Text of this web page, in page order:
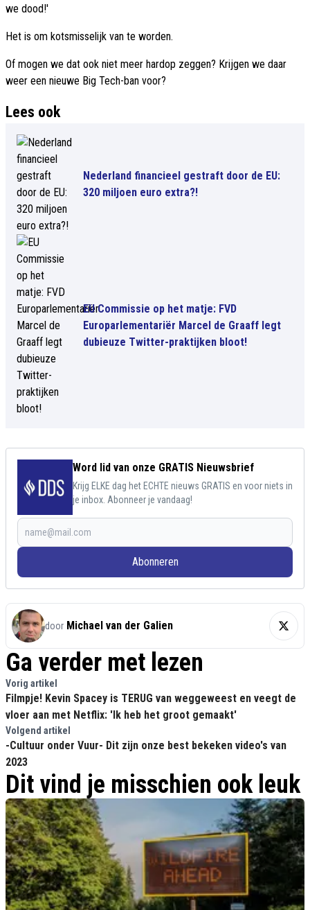
we dood!'
Het is om kotsmisselijk van te worden.
Of mogen we dat ook niet meer hardop zeggen? Krijgen we daar
weer een nieuwe Big Tech-ban voor?
Lees ook
Nederland financieel gestraft door de EU:
320 miljoen euro extra?!
EU Commissie op het matje: FVD
Europarlementariër Marcel de Graaff legt
dubieuze Twitter-praktijken bloot!
Word lid van onze GRATIS Nieuwsbrief
Krijg ELKE dag het ECHTE nieuws GRATIS en voor niets in
je inbox. Abonneer je vandaag!
Abonneren
door Michael van der Galien
Ga verder met lezen
Vorig artikel
Filmpje! Kevin Spacey is TERUG van weggeweest en veegt de
vloer aan met Netflix: 'Ik heb het groot gemaakt'
Volgend artikel
-Cultuur onder Vuur- Dit zijn onze best bekeken video's van
2023
Dit vind je misschien ook leuk